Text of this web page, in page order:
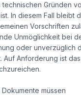
technischen Gründen
In diesem Fall bleibt
Vorschriften
Unmöglichkeit bei
oder unverzüglich
Auf Anforderung ist
müssen